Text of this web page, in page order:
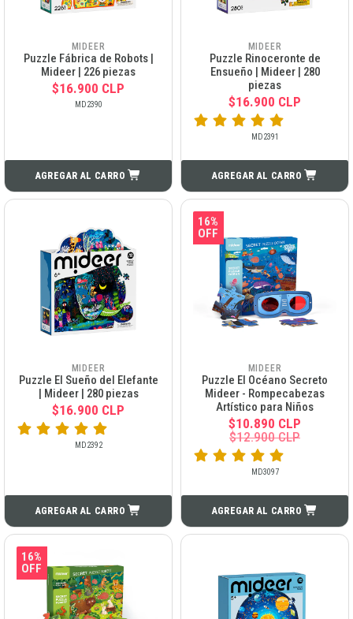
MIDEER
Puzzle Fábrica de Robots |
Mideer | 226 piezas
$16.900 CLP
MD2390
AGREGAR AL CARRO
MIDEER
Puzzle Rinoceronte de
Ensueño | Mideer | 280
piezas
$16.900 CLP
MD2391
AGREGAR AL CARRO
MIDEER
Puzzle El Sueño del Elefante
| Mideer | 280 piezas
$16.900 CLP
MD2392
AGREGAR AL CARRO
16%
OFF
MIDEER
Puzzle El Océano Secreto
Mideer - Rompecabezas
Artístico para Niños
$10.890 CLP
$12.900 CLP
MD3097
AGREGAR AL CARRO
16%
OFF